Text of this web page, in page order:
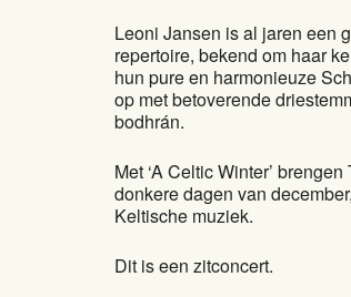
Leoni Jansen is al jaren een
repertoire, bekend om haar
hun pure en harmonieuze
op met betoverende
bodhrán.
Met ‘A Celtic Winter’
donkere dagen van
Keltische muziek.
Dit is een zitconcert.